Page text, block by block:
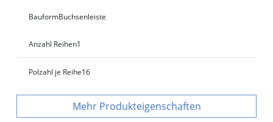
BauformBuchsenleiste
Anzahl Reihen1
Polzahl je Reihe16
Produkteigenschaften